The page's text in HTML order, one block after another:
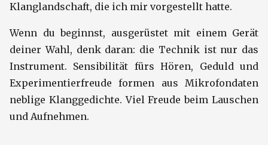
Klanglandschaft, die ich mir vorgestellt hatte.
Wenn du beginnst, ausgerüstet mit einem Gerät
deiner Wahl, denk daran: die Technik ist nur das
Instrument. Sensibilität fürs Hören, Geduld und
Experimentierfreude formen aus Mikrofondaten
neblige Klanggedichte. Viel Freude beim Lauschen
und Aufnehmen.